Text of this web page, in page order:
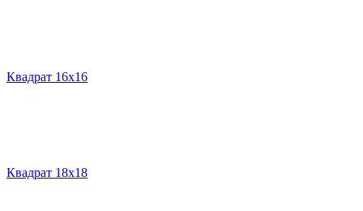
Квадрат 16х16
Квадрат 18х18